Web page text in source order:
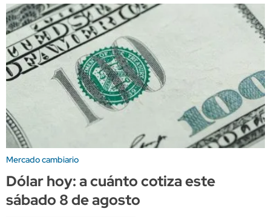
Mercado cambiario
Dólar hoy: a cuánto cotiza este
sábado 8 de agosto